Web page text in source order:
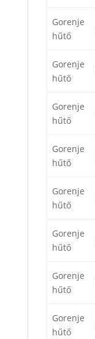
Gorenje
hűtő
Gorenje
hűtő
Gorenje
hűtő
Gorenje
hűtő
Gorenje
hűtő
Gorenje
hűtő
Gorenje
hűtő
Gorenje
hűtő